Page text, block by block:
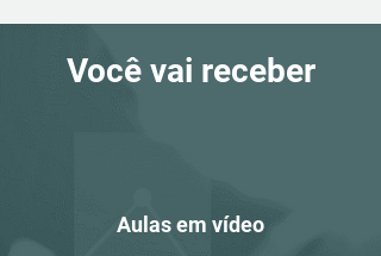
Você vai receber
Aulas em vídeo